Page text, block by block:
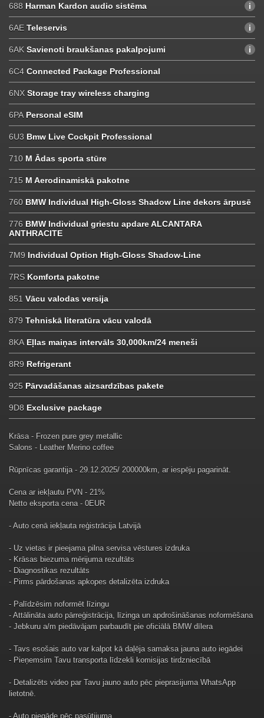
688 Harman Kardon audio sistēma
6AE Teleservis
6AK Savienoti braukšanas pakalpojumi
6C4 Connected Package Professional
6NX Storage tray wireless charging
6PA Personal eSIM
6U3 Bmw Live Cockpit Professional
710 M Ādas sporta stūre
715 M Aerodinamiskā pakotne
760 BMW Individual High-Gloss Shadow Line dekors ārpusē
776 BMW Individual griestu apdare ALCANTARA
ANTHRACITE
7M9 Individual Option High-Gloss Shadow-Line
7RS Komforta pakotne
851 Vācu valodas versija
879 Tehniskā literatūra vācu valodā
8KA Eļlas maiņas intervāls 30,000km/24 meneši
8R9 Refrigerant
925 Pārvadāšanas aizsardzības pakete
9D8 Exclusive package
Krāsa - Frozen pure grey metallic
Salons - Leather Merino coffee
Rūpnīcas garantija - 29.12.2025/ 200000km, ar iespēju pagarināt.
Cena ar iekļautu PVN - 21%
Netto eksporta cena - 0EUR
- Auto cenā iekļauta reģistrācija Latvijā
- Uz vietas ir pieejama pilna servisa vēstures izdruka
- Krāsas biezuma mērijuma rezultāts
- Diagnostikas rezultāts
- Pirms pārdošanas apkopes detalizēta izdruka
- Palīdzēsim noformēt līzingu
- Attālināta auto pārreģistrācija, līzinga un apdrošināšanas noformēšana
- Jebkuru a/m piedāvājam parbaudīt pie oficiālā BMW dīlera
- Tavs esošais auto var kalpot kā daļēja samaksa jauna auto iegādei
- Pieņemsim Tavu transporta līdzekli komisijas tirdzniecībā
- Detalizēts video par Tavu jauno auto pēc pieprasijuma WhatsApp
lietotnē.
- Auto piegāde pēc pasūtijuma